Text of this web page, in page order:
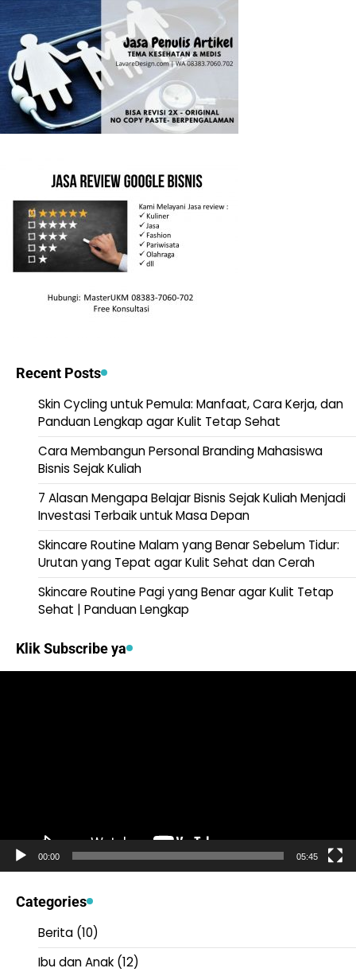
Recent Posts
Skin Cycling untuk Pemula: Manfaat, Cara Kerja, dan
Panduan Lengkap agar Kulit Tetap Sehat
Cara Membangun Personal Branding Mahasiswa
Bisnis Sejak Kuliah
7 Alasan Mengapa Belajar Bisnis Sejak Kuliah Menjadi
Investasi Terbaik untuk Masa Depan
Skincare Routine Malam yang Benar Sebelum Tidur:
Urutan yang Tepat agar Kulit Sehat dan Cerah
Skincare Routine Pagi yang Benar agar Kulit Tetap
Sehat | Panduan Lengkap
Klik Subscribe ya
00:00 05:45
Categories
Berita (10)
Ibu dan Anak (12)